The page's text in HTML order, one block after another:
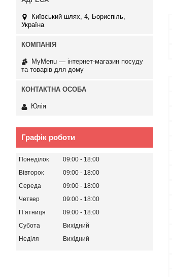
Київський шлях, 4, Бориспіль,
Україна
MyMenu — інтернет-магазин посуду
та товарів для дому
Юлія
Графік роботи
Понеділок 09:00
18:00
Вівторок
09:00
18:00
Середа
09:00
18:00
Четвер
09:00
18:00
Пʼятниця
09:00
18:00
Субота
Вихідний
Неділя
Вихідний